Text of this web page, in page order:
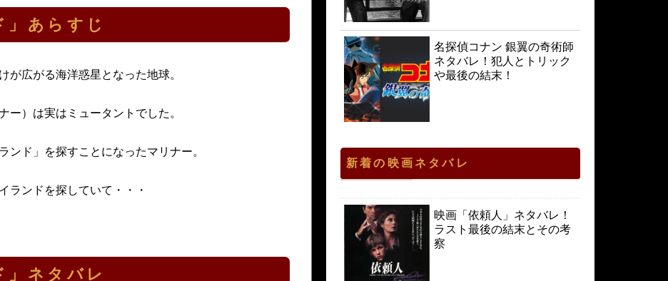
」あらすじ
が広がる海洋惑星となった地球。
ー）は実はミュータントでした。
ンド」を探すことになったマリナー。
ランドを探していて・・・
」ネタバレ
名探偵コナン 銀翼の奇術師
ネタバレ！犯人とトリック
や最後の結末！
新着の映画ネタバレ
映画「依頼人」ネタバレ！
ラスト最後の結末とその考
察